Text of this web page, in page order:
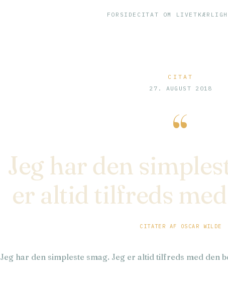
FORSIDE CITAT OM LIVET
CITAT
27. AUGUST 2018
“
Jeg har den
er altid tilfreds
CITATER AF OSCAR WILDE
Jeg har den simpleste smag. Jeg er altid tilfreds med den